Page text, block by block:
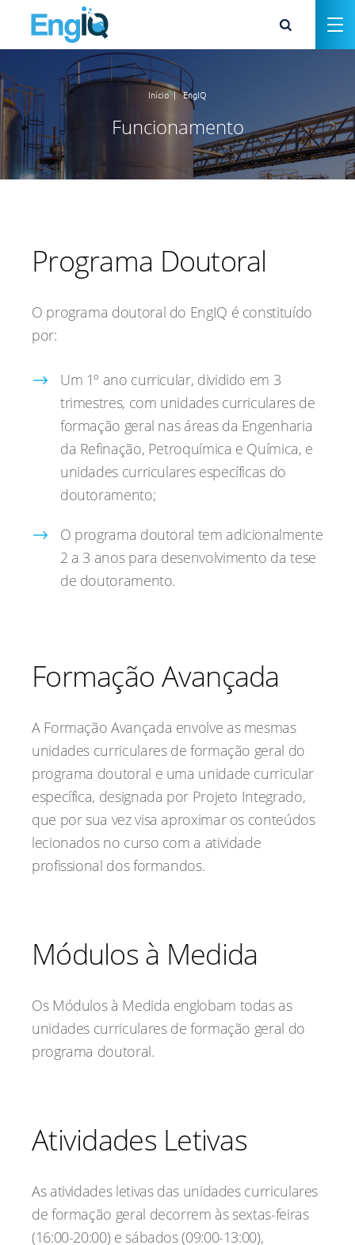
Início|EngIQ
Funcionamento
Programa Doutoral
O programa doutoral do EngIQ é constituído
por:
Um 1º ano curricular, dividido em 3
trimestres, com unidades curriculares de
formação geral nas áreas da Engenharia
da Refinação, Petroquímica e Química, e
unidades curriculares específicas do
doutoramento;
O programa doutoral tem adicionalmente
2 a 3 anos para desenvolvimento da tese
de doutoramento.
Formação Avançada
A Formação Avançada envolve as mesmas
unidades curriculares de formação geral do
programa doutoral e uma unidade curricular
específica, designada por Projeto Integrado,
que por sua vez visa aproximar os conteúdos
lecionados no curso com a atividade
profissional dos formandos.
Módulos à Medida
Os Módulos à Medida englobam todas as
unidades curriculares de formação geral do
programa doutoral.
Atividades Letivas
As atividades letivas das unidades curriculares
de formação geral decorrem às sextas-feiras
(16:00-20:00) e sábados (09:00-13:00),